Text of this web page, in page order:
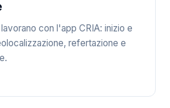
con l'app CRIA: inizio e
refertazione e